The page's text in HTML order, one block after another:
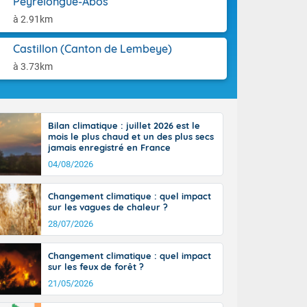
à 2.91km
Castillon (Canton de Lembeye)
à 3.73km
ensoleillée,
une
le vent
tramontane
elles
et
sur le
Alpes à
terres et 20
Bilan climatique : juillet 2026 est le
mois le plus chaud et un des plus secs
jamais enregistré en France
04/08/2026
Changement climatique : quel impact
sur les vagues de chaleur ?
28/07/2026
Changement climatique : quel impact
sur les feux de forêt ?
21/05/2026